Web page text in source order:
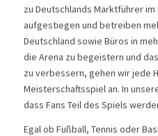
zu Deutschlands Marktführer
aufgestiegen und betreiben
Deutschland sowie Büros in
die Arena zu begeistern und
zu verbessern, gehen wir jede
Meisterschaftsspiel an. In
dass Fans Teil des Spiels
Egal ob Fußball, Tennis oder